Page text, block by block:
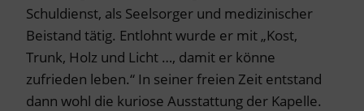
Schuldienst, als Seelsorger und medizinischer
Beistand tätig. Entlohnt wurde er mit „Kost,
Trunk, Holz und Licht …, damit er könne
zufrieden leben.“ In seiner freien Zeit entstand
dann wohl die kuriose Ausstattung der Kapelle.